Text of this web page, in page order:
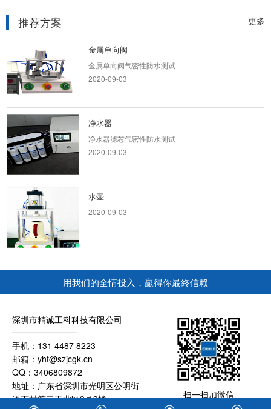
更多
推荐方案
金属单向阀
金属单向阀气密性防水测试
净水器
净水器滤芯气密性防水测试
水壶
​儿童手表防水测试设备，精诚工科气密性检测
仪，可定制防水检测仪
手机中框密封性能测试方案
手机中框气密性防水测试气密性检测仪是气密性
检测设备的总称，主要作用是检测产品的密封性
能。气密性检...
2020-09-01
用我们的全情投入，贏得你最終信赖
深圳市精诚工科科技有限公司
手机：131 4487 8223
邮箱：yht@szjcgk.cn
QQ：3406809872
地址：广东省深圳市光明区公明街
道下村第二工业区3号3楼
扫一扫加微信